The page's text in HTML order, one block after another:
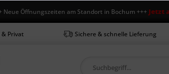
am Standort in Bochum +++Jetzt auch
Privat Sichere & schnelle Lieferung